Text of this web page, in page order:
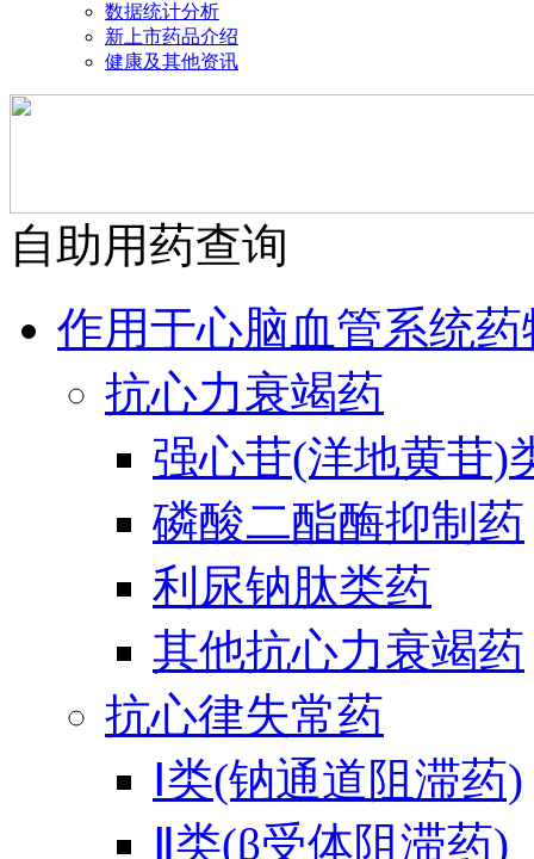
数据统计分析
新上市药品介绍
健康及其他资讯
自助用药查询
作用于心脑血管系统药
抗心力衰竭药
强心苷(洋地黄苷)
磷酸二酯酶抑制药
利尿钠肽类药
其他抗心力衰竭药
抗心律失常药
Ⅰ类(钠通道阻滞药)
Ⅱ类(β受体阻滞药)